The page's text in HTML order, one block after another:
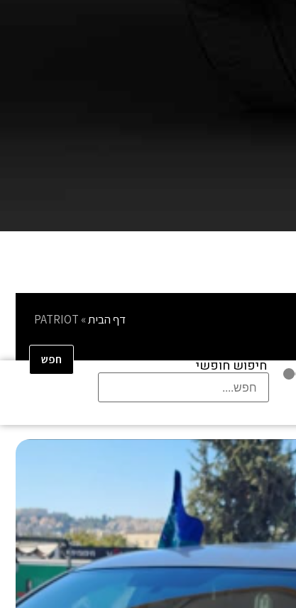
דף הבית»
PATRIOT
חיפוש חופשי חפש